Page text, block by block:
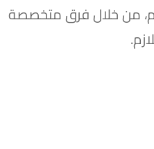
من خلال فرق متخصصة